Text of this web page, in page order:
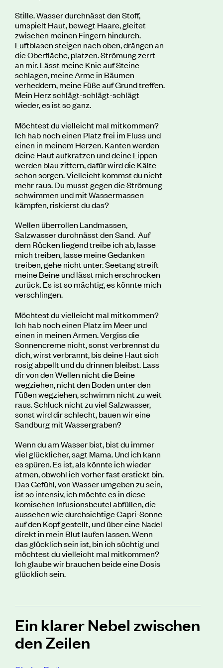
Stille. Wasser durchnässt den Stoff,
umspielt Haut, bewegt Haare, gleitet
zwischen meinen Fingern hindurch.
Luftblasen steigen nach oben, drängen an
die Oberfläche, platzen. Strömung zerrt
an mir. Lässt meine Knie auf Steine
schlagen, meine Arme in Bäumen
verheddern, meine Füße auf Grund treffen.
Mein Herz schlägt-schlägt-schlägt
wieder, es ist so ganz.
Möchtest du vielleicht mal mitkommen?
Ich hab noch einen Platz frei im Fluss und
einen in meinem Herzen. Kanten werden
deine Haut aufkratzen und deine Lippen
werden blau zittern, dafür wird die Kälte
schon sorgen. Vielleicht kommst du nicht
mehr raus. Du musst gegen die Strömung
schwimmen und mit Wassermassen
kämpfen, riskierst du das?
Wellen überrollen Landmassen,
Salzwasser durchnässt den Sand. Auf
dem Rücken liegend treibe ich ab, lasse
mich treiben, lasse meine Gedanken
treiben, gehe nicht unter. Seetang streift
meine Beine und lässt mich erschrocken
zurück. Es ist so mächtig, es könnte mich
verschlingen.
Möchtest du vielleicht mal mitkommen?
Ich hab noch einen Platz im Meer und
einen in meinen Armen. Vergiss die
Sonnencreme nicht, sonst verbrennst du
dich, wirst verbrannt, bis deine Haut sich
rosig abpellt und du drinnen bleibst. Lass
dir von den Wellen nicht die Beine
wegziehen, nicht den Boden unter den
Füßen wegziehen, schwimm nicht zu weit
raus. Schluck nicht zu viel Salzwasser,
sonst wird dir schlecht, bauen wir eine
Sandburg mit Wassergraben?
Wenn du am Wasser bist, bist du immer
viel glücklicher, sagt Mama. Und ich kann
es spüren. Es ist, als könnte ich wieder
atmen, obwohl ich vorher fast erstickt bin.
Das Gefühl, von Wasser umgeben zu sein,
ist so intensiv, ich möchte es in diese
komischen Infusionsbeutel abfüllen, die
aussehen wie durchsichtige Capri-Sonne
auf den Kopf gestellt, und über eine Nadel
direkt in mein Blut laufen lassen. Wenn
das glücklich sein ist, bin ich süchtig und
möchtest du vielleicht mal mitkommen?
Ich glaube wir brauchen beide eine Dosis
glücklich sein.
Ein klarer Nebel zwischen
den Zeilen